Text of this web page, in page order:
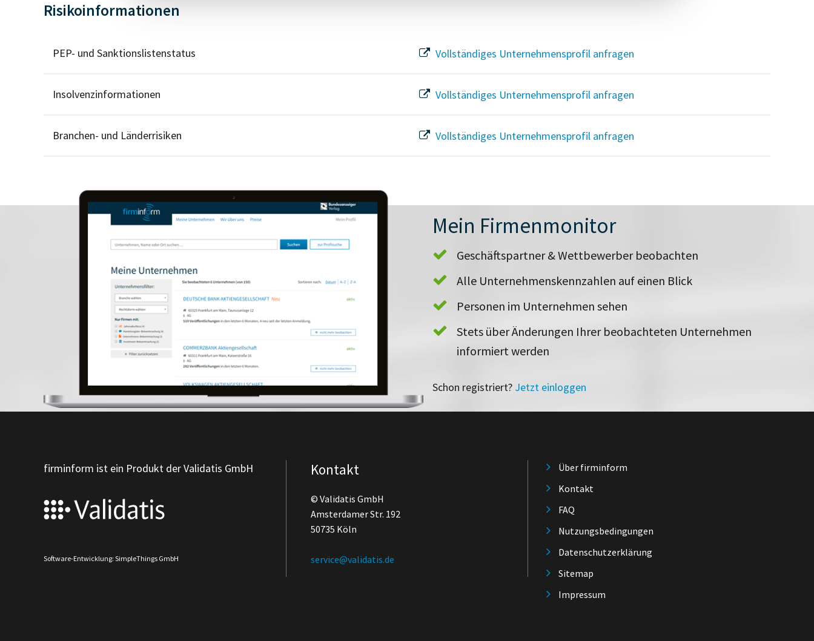
Risikoinformationen
PEP- und Sanktionslistenstatus Vollständiges Unternehmensprofil anfragen
Insolvenzinformationen Vollständiges Unternehmensprofil anfragen
Branchen- und Länderrisiken Vollständiges Unternehmensprofil anfragen
Mein Firmenmonitor
Geschäftspartner & Wettbewerber beobachten
Alle Unternehmenskennzahlen auf einen Blick
Personen im Unternehmen sehen
Stets über Änderungen Ihrer beobachteten Unternehmen
informiert werden
Schon registriert? Jetzt einloggen
firminform ist ein Produkt der Validatis GmbH
Software-Entwicklung: SimpleThings GmbH
Kontakt
© Validatis GmbH
Amsterdamer Str. 192
50735 Köln
service@validatis.de
Über firminform
Kontakt
FAQ
Nutzungsbedingungen
Datenschutzerklärung
Sitemap
Impressum